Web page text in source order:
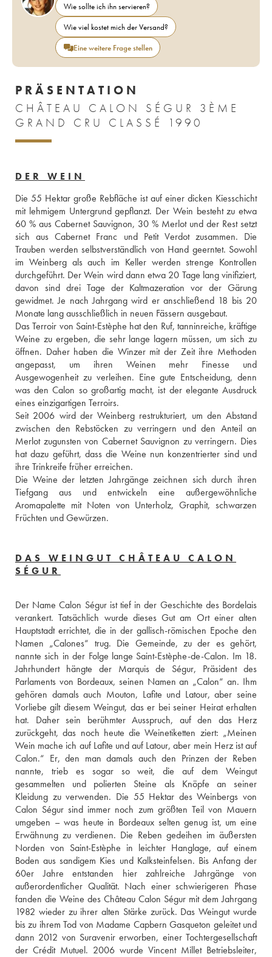
Wie sollte ich ihn servieren?
Wie viel kostet mich der Versand?
Eine weitere Frage stellen
PRÄSENTATION
CHÂTEAU CALON SÉGUR 3ÈME
GRAND CRU CLASSÉ 1990
DER WEIN
Die 55 Hektar große Rebfläche ist auf einer dicken Kiesschicht
mit lehmigem Untergrund gepflanzt. Der Wein besteht zu etwa
60 % aus Cabernet Sauvignon, 30 % Merlot und der Rest setzt
sich aus Cabernet Franc und Petit Verdot zusammen. Die
Trauben werden selbstverständlich von Hand geerntet. Sowohl
im Weinberg als auch im Keller werden strenge Kontrollen
durchgeführt. Der Wein wird dann etwa 20 Tage lang vinifiziert,
davon sind drei Tage der Kaltmazeration vor der Gärung
gewidmet. Je nach Jahrgang wird er anschließend 18 bis 20
Monate lang ausschließlich in neuen Fässern ausgebaut.
Das Terroir von Saint-Estèphe hat den Ruf, tanninreiche, kräftige
Weine zu ergeben, die sehr lange lagern müssen, um sich zu
öffnen. Daher haben die Winzer mit der Zeit ihre Methoden
angepasst, um ihren Weinen mehr Finesse und
Ausgewogenheit zu verleihen. Eine gute Entscheidung, denn
was den Calon so großartig macht, ist der elegante Ausdruck
eines einzigartigen Terroirs.
Seit 2006 wird der Weinberg restrukturiert, um den Abstand
zwischen den Rebstöcken zu verringern und den Anteil an
Merlot zugunsten von Cabernet Sauvignon zu verringern. Dies
hat dazu geführt, dass die Weine nun konzentrierter sind und
ihre Trinkreife früher erreichen.
Die Weine der letzten Jahrgänge zeichnen sich durch ihren
Tiefgang aus und entwickeln eine außergewöhnliche
Aromapalette mit Noten von Unterholz, Graphit, schwarzen
Früchten und Gewürzen.
DAS WEINGUT CHÂTEAU CALON
SÉGUR
Der Name Calon Ségur ist tief in der Geschichte des Bordelais
verankert. Tatsächlich wurde dieses Gut am Ort einer alten
Hauptstadt errichtet, die in der gallisch-römischen Epoche den
Namen „Calones“ trug. Die Gemeinde, zu der es gehört,
nannte sich in der Folge lange Saint-Estèphe-de-Calon. Im 18.
Jahrhundert hängte der Marquis de Ségur, Präsident des
Parlaments von Bordeaux, seinen Namen an „Calon“ an. Ihm
gehören damals auch Mouton, Lafite und Latour, aber seine
Vorliebe gilt diesem Weingut, das er bei seiner Heirat erhalten
hat. Daher sein berühmter Ausspruch, auf den das Herz
zurückgeht, das noch heute die Weinetiketten ziert: „Meinen
Wein mache ich auf Lafite und auf Latour, aber mein Herz ist auf
Calon.“ Er, den man damals auch den Prinzen der Reben
nannte, trieb es sogar so weit, die auf dem Weingut
gesammelten und polierten Steine als Knöpfe an seiner
Kleidung zu verwenden. Die 55 Hektar des Weinbergs von
Calon Ségur sind immer noch zum größten Teil von Mauern
umgeben – was heute in Bordeaux selten genug ist, um eine
Erwähnung zu verdienen. Die Reben gedeihen im äußersten
Norden von Saint-Estèphe in leichter Hanglage, auf einem
Boden aus sandigem Kies und Kalksteinfelsen. Bis Anfang der
60er Jahre entstanden hier zahlreiche Jahrgänge von
außerordentlicher Qualität. Nach einer schwierigeren Phase
fanden die Weine des Château Calon Ségur mit dem Jahrgang
1982 wieder zu ihrer alten Stärke zurück. Das Weingut wurde
bis zu ihrem Tod von Madame Capbern Gasqueton geleitet und
dann 2012 von Suravenir erworben, einer Tochtergesellschaft
der Crédit Mutuel. 2006 wurde Vincent Millet Betriebsleiter,